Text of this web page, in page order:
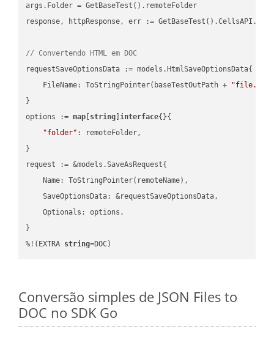
args.Folder = GetBaseTest().remoteFolder
response, httpResponse, err :=
// Convertendo HTML em DOC
requestSaveOptionsData := models.HtmlSaveOptionsData{
    FileName: ToStringPointer(baseTestOutPath +
}
options := map string ]interface{}{
"folder" : remoteFolder,
}
request := &models.SaveAsRequest{
    Name: ToStringPointer(remoteName),
    SaveOptionsData: &requestSaveOptionsData,
    Optionals: options,
}
%!(EXTRA string=DOC)
Conversão simples de JSON Files to
DOC no SDK Go